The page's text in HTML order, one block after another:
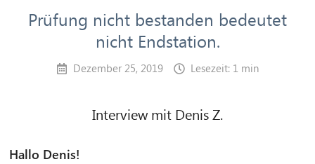
Prüfung nicht bestanden bedeutet
nicht Endstation.
Dezember 25, 2019 Lesezeit: 1 min
Interview mit Denis Z.
Hallo Denis!